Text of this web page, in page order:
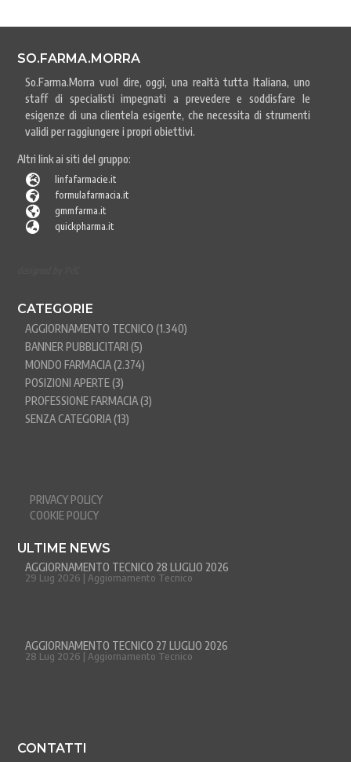
SO.FARMA.MORRA
So.Farma.Morra vuol dire, oggi, una realtà tutta Italiana, uno
staff di specialisti impegnati a prevedere e soddisfare le
esigenze di una clientela esigente, che necessita di strumenti
validi per raggiungere i propri obiettivi.
Altri link ai siti del gruppo:
 linfafarmacie.it
 formulafarmacia.it
 gmmfarma.it
 quickpharma.it
CATEGORIE
AGGIORNAMENTO TECNICO (1.340)
BANNER PUBBLICITARI (5)
MONDO FARMACIA(2.374)
POSIZIONI APERTE(3)
PROFESSIONE FARMACIA(3)
SENZA CATEGORIA(13)
PRIVACY POLICY
COOKIE POLICY
ULTIME NEWS
AGGIORNAMENTO TECNICO 28 LUGLIO 2026
29 Lug 2026 | Aggiornamento Tecnico
AGGIORNAMENTO TECNICO 27 LUGLIO 2026
28 Lug 2026 | Aggiornamento Tecnico
CONTATTI